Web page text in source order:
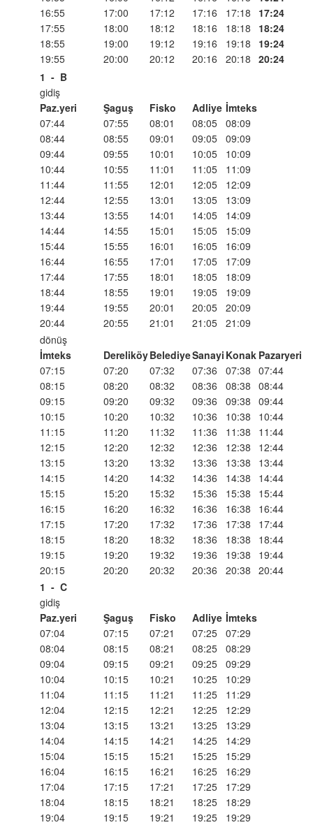
16:55
17:00 17:12 17:16 17:18
17:24
17:55
18:00 18:12 18:16 18:18
18:24
18:55
19:00 19:12 19:16 19:18
19:24
19:55
20:00 20:12 20:16 20:18 20:24
1 - B
gidiş
Paz.yeri
Şaguş Fisko Adliye İmteks
07:44
07:55 08:01 08:05 08:09
08:44
08:55 09:01 09:05 09:09
09:44
09:55 10:01 10:05
10:09
10:44
10:55 11:01 11:05
11:09
11:44
11:55 12:01 12:05
12:09
12:44
12:55 13:01 13:05
13:09
13:44
13:55 14:01 14:05
14:09
14:44
14:55 15:01 15:05
15:09
15:44
15:55 16:01 16:05
16:09
16:44
16:55 17:01 17:05
17:09
17:44
17:55 18:01 18:05
18:09
18:44
18:55 19:01 19:05
19:09
19:44
19:55 20:01 20:05 20:09
20:44
20:55 21:01 21:05 21:09
dönüş
İmteks
DereliköyBelediyeSanayi Konak Pazaryeri
07:15
07:20 07:32 07:36 07:38 07:44
08:15
08:20 08:32 08:36 08:38 08:44
09:15
09:20 09:32 09:36 09:38 09:44
10:15
10:20 10:32 10:36 10:38
10:44
11:15
11:20 11:32 11:36 11:38
11:44
12:15
12:20 12:32 12:36 12:38
12:44
13:15
13:20 13:32 13:36 13:38
13:44
14:15
14:20 14:32 14:36 14:38
14:44
15:15
15:20 15:32 15:36 15:38
15:44
16:15
16:20 16:32 16:36 16:38
16:44
17:15
17:20 17:32 17:36 17:38
17:44
18:15
18:20 18:32 18:36 18:38
18:44
19:15
19:20 19:32 19:36 19:38
19:44
20:15
20:20 20:32 20:36 20:38 20:44
1 - C
gidiş
Paz.yeri
Şaguş Fisko Adliye İmteks
07:04
07:15 07:21 07:25 07:29
08:04
08:15 08:21 08:25 08:29
09:04
09:15 09:21 09:25 09:29
10:04
10:15 10:21 10:25
10:29
11:04
11:15 11:21 11:25
11:29
12:04
12:15 12:21 12:25
12:29
13:04
13:15 13:21 13:25
13:29
14:04
14:15 14:21 14:25
14:29
15:04
15:15 15:21 15:25
15:29
16:04
16:15 16:21 16:25
16:29
17:04
17:15 17:21 17:25
17:29
18:04
18:15 18:21 18:25
18:29
19:04
19:15 19:21 19:25
19:29